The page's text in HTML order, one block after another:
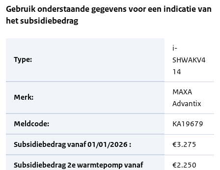
Gebruik onderstaande gegevens voor een indicatie van
het subsidiebedrag
Type:
i-
SHWAKV4
14
Merk:
MAXA
Advantix
Meldcode: KA19679
Subsidiebedrag vanaf 01/01/2026 : €3.275
Subsidiebedrag 2e warmtepomp vanaf
€2.250